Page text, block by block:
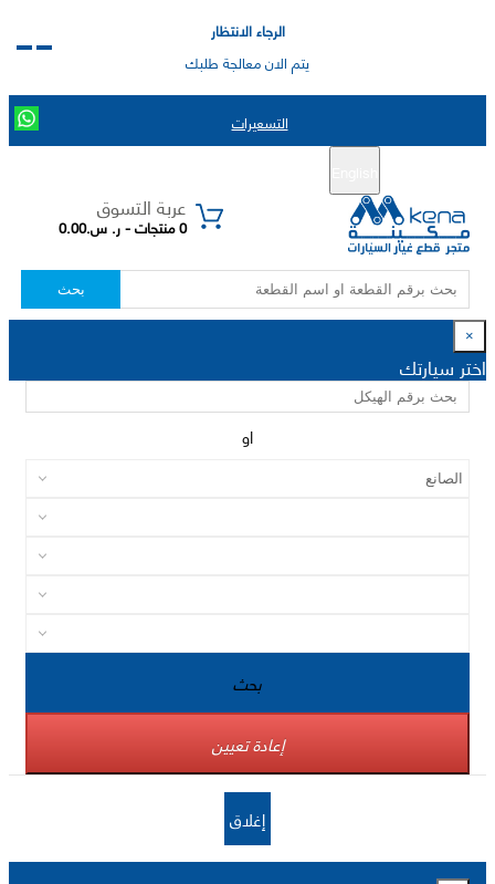
الرجاء الانتظار
يتم الان معالجة طلبك
التسعيرات
عربة التسوق
0 منتجات - ر. س.0.00
بحث
×
اختر سيارتك
او
بحث
إعادة تعيين
إغلاق